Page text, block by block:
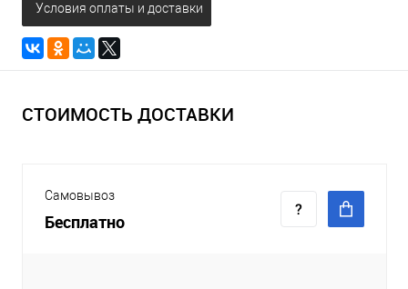
Условия оплаты и доставки
СТОИМОСТЬ ДОСТАВКИ
Самовывоз
Бесплатно